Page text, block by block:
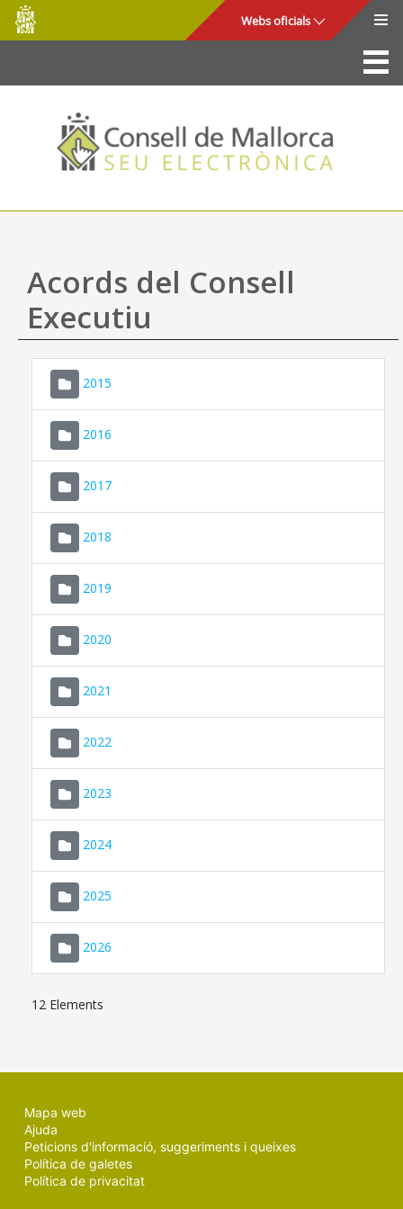
Salta al contingut principal
Consell
de
Mallorca
Webs oficials
La Seu
Consell de Mallorca
Accés i seguretat
Utilitats
Ajuda
Acords del Consell
Executiu
2015
2016
2017
2018
2019
2020
2021
2022
2023
2024
2025
2026
12 Elements
Mapa web
Ajuda
Peticions d'informació, suggeriments i queixes
Política de galetes
Política de privacitat